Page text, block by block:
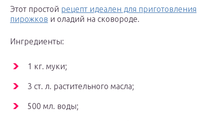
Этот простой рецепт идеален для приготовления
пирожков и оладий на сковороде.
Ингредиенты:
1 кг. муки;
3 ст. л. растительного масла;
500 мл. воды;